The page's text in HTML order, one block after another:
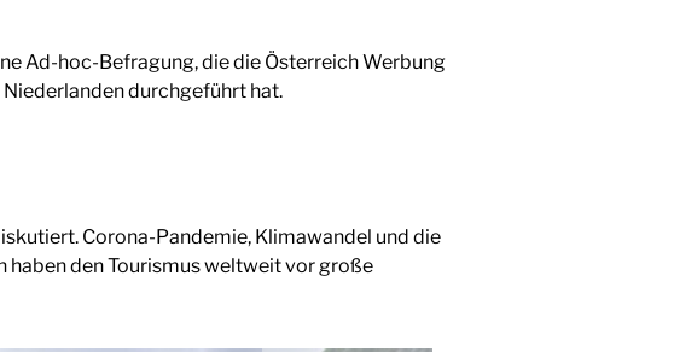
Ad-hoc-Befragung, die die Österreich Werbung
durchgeführt hat.
Corona-Pandemie, Klimawandel und die
den Tourismus weltweit vor große